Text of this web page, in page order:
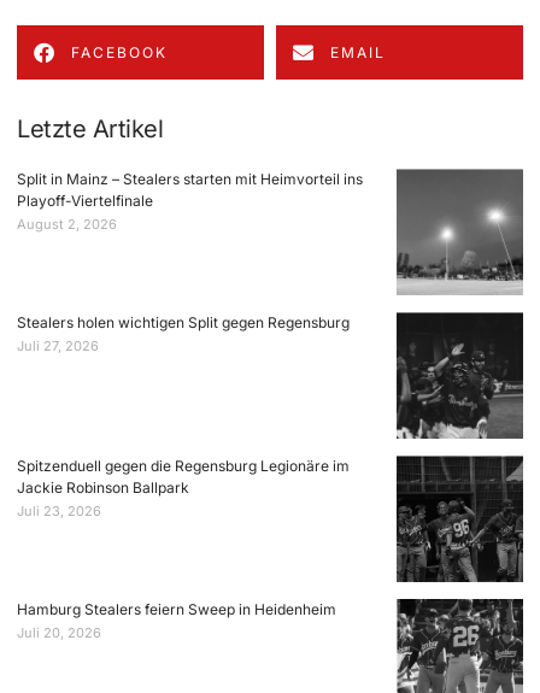
FACEBOOK EMAIL
Letzte Artikel
Split in Mainz – Stealers starten mit Heimvorteil ins
Playoff-Viertelfinale
August 2, 2026
Stealers holen wichtigen Split gegen Regensburg
Juli 27, 2026
Spitzenduell gegen die Regensburg Legionäre im
Jackie Robinson Ballpark
Juli 23, 2026
Hamburg Stealers feiern Sweep in Heidenheim
Juli 20, 2026